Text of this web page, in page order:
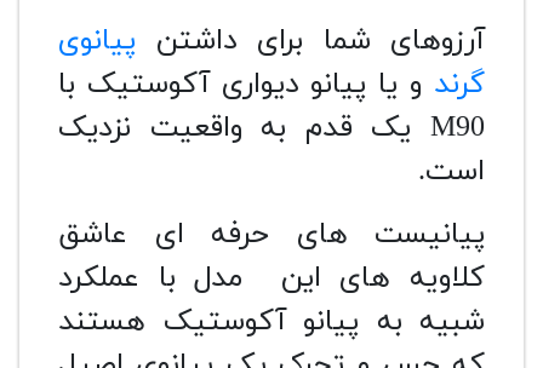
آرزوهای شما برای داشتن پیانوی
گرند و یا پیانو دیواری آکوستیک با
M90 یک قدم به واقعیت نزدیک
است.
پیانیست های حرفه ای عاشق
کلاویه های این مدل با عملکرد
شبیه به پیانو آکوستیک هستند